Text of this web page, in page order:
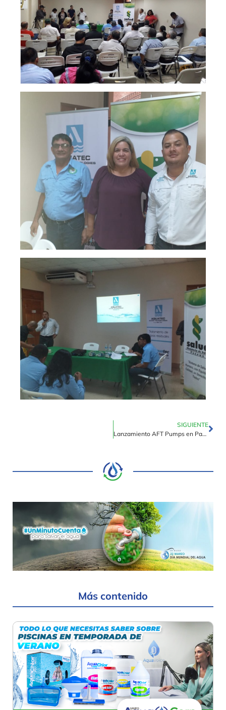
SIGUIENTE
Lanzamiento AFT Pumps en Panamá
Más contenido